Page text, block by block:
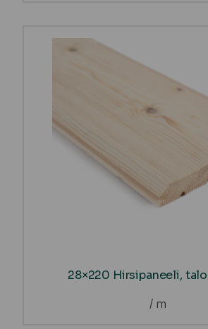
28×220 Hirsipaneeli,
/ m